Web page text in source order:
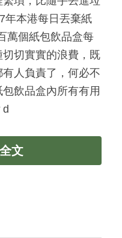
年本港每日丟棄紙
萬個紙包飲品盒每
切實實的浪費，既
人負責了，何必不
飲品盒內所有有用
文